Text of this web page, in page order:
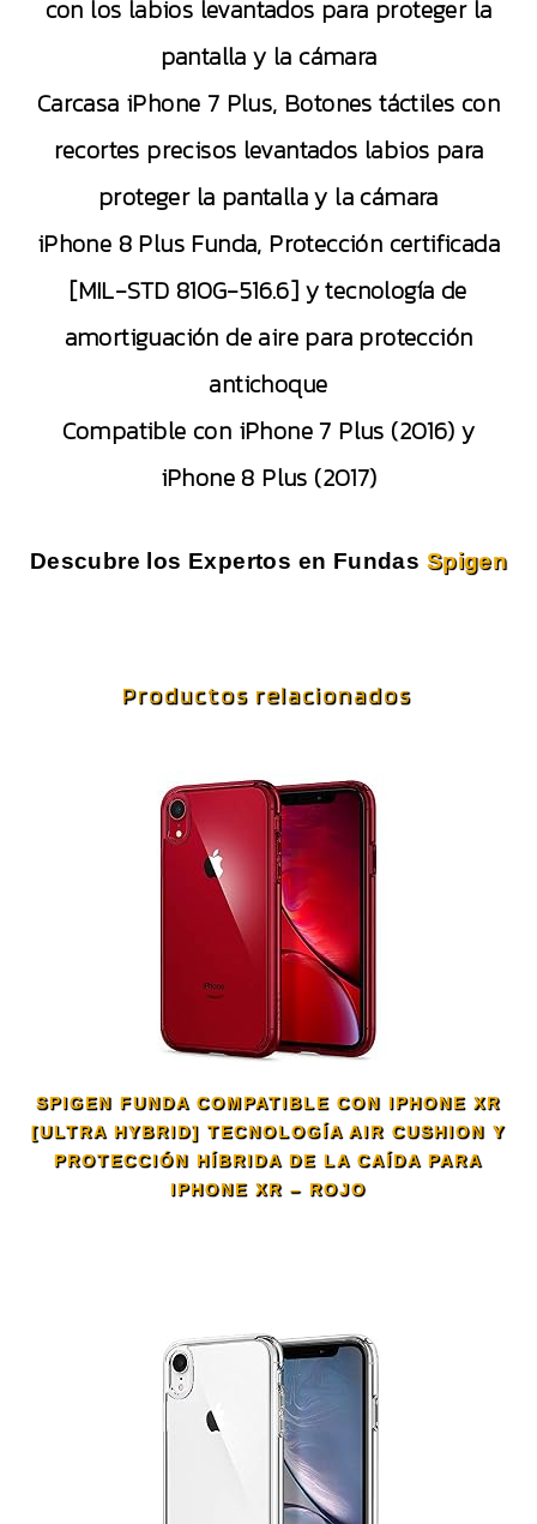
con los labios levantados para proteger la
pantalla y la cámara
Carcasa iPhone 7 Plus, Botones táctiles con
recortes precisos levantados labios para
proteger la pantalla y la cámara
iPhone 8 Plus Funda, Protección certificada
[MIL-STD 810G-516.6] y tecnología de
amortiguación de aire para protección
antichoque
Compatible con iPhone 7 Plus (2016) y
iPhone 8 Plus (2017)
Descubre los Expertos en Fundas Spigen
Productos relacionados
SPIGEN FUNDA COMPATIBLE CON IPHONE XR
[ULTRA HYBRID] TECNOLOGÍA AIR CUSHION Y
PROTECCIÓN HÍBRIDA DE LA CAÍDA PARA
IPHONE XR – ROJO